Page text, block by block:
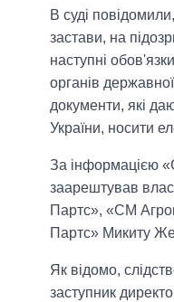
В суді
застави, на
наступні
органів
документи, які
України, носити
За інформацією
заарештував
Партс», «СМ
Партс» Микиту
Як відомо,
заступник